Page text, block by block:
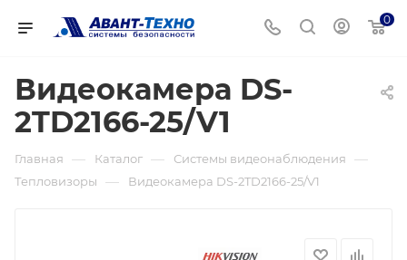
0
Видеокамера DS-
2TD2166-25/V1
Главная — Каталог — Системы видеонаблюдения —
Тепловизоры — Видеокамера DS-2TD2166-25/V1